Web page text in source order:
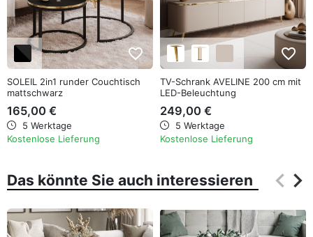
favorite_border
SOLEIL 2in1 runder Couchtisch
mattschwarz
165,00 €
5 Werktage
Kostenlose Lieferung
favorite_border
TV-Schrank AVELINE 200 cm mit
LED-Beleuchtung
249,00 €
5 Werktage
Kostenlose Lieferung
Das könnte Sie auch interessieren keyboard_arrow_left
keyboard_arrow_right